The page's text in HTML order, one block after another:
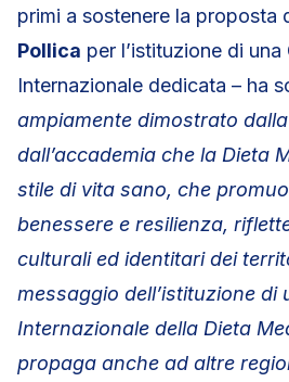
primi a sostenere la proposta
Pollica per l’istituzione di una
Internazionale dedicata – ha
ampiamente dimostrato
dall’accademia che la Dieta
stile di vita sano, che
benessere e resilienza,
culturali ed identitari dei
messaggio dell’istituzione di
Internazionale della Dieta
propaga anche ad altre